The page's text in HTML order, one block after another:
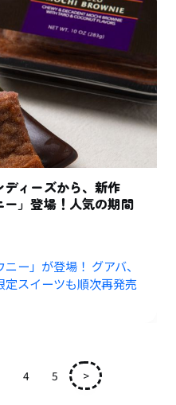
ィーズから、新作
ー」登場！人気の期間
ー」が登場！ グアバ、
スイーツも順次再発売
4 5 >